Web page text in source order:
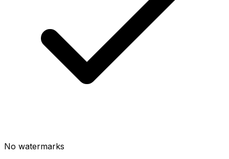
No watermarks